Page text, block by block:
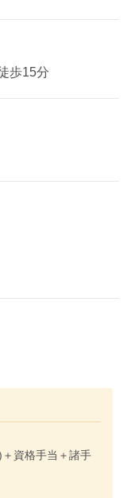
歩15分
資格手当＋諸手